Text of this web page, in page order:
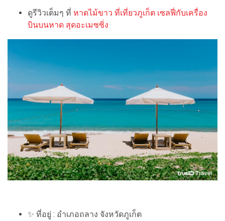
ดูรีวิวเต็มๆ ที่ หาดไม้ขาว ที่เที่ยวภูเก็ต เซลฟี่กับเครื่อง
บินบนหาด สุดอะเมซซิ่ง
✨ ที่อยู่ : อำเภอถลาง จังหวัดภูเก็ต